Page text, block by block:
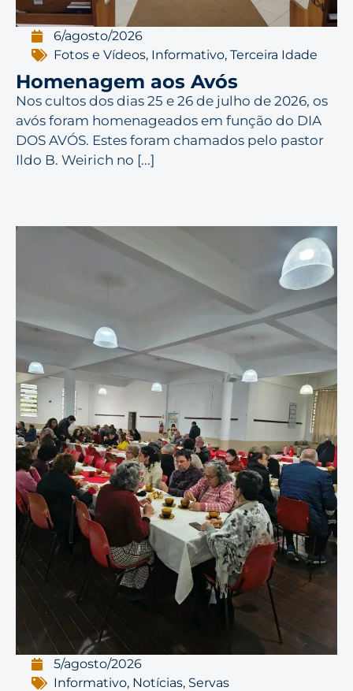
6/agosto/2026
Fotos e Vídeos, Informativo,Terceira Idade
Homenagem aos Avós
Nos cultos dos dias 25 e 26 de julho de 2026, os
avós foram homenageados em função do DIA
DOS AVÓS. Estes foram chamados pelo pastor
Ildo B. Weirich no [...]
5/agosto/2026
Informativo, Notícias, Servas